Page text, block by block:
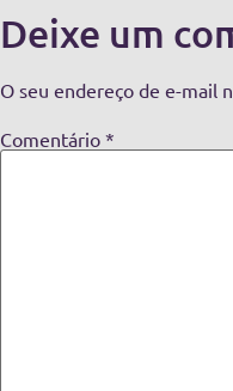
Deixe um
O seu endereço de e-mail
Comentário *